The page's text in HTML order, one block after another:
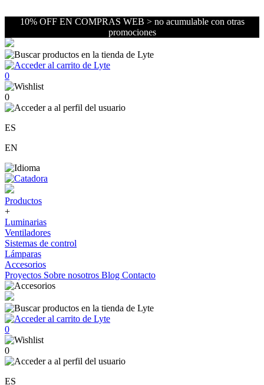
10% OFF EN COMPRAS WEB > no acumulable con otras
promociones
0
0
ES
EN
Productos
+
Luminarias
Ventiladores
Sistemas de control
Lámparas
Accesorios
Proyectos Sobre nosotros Blog Contacto
0
0
ES